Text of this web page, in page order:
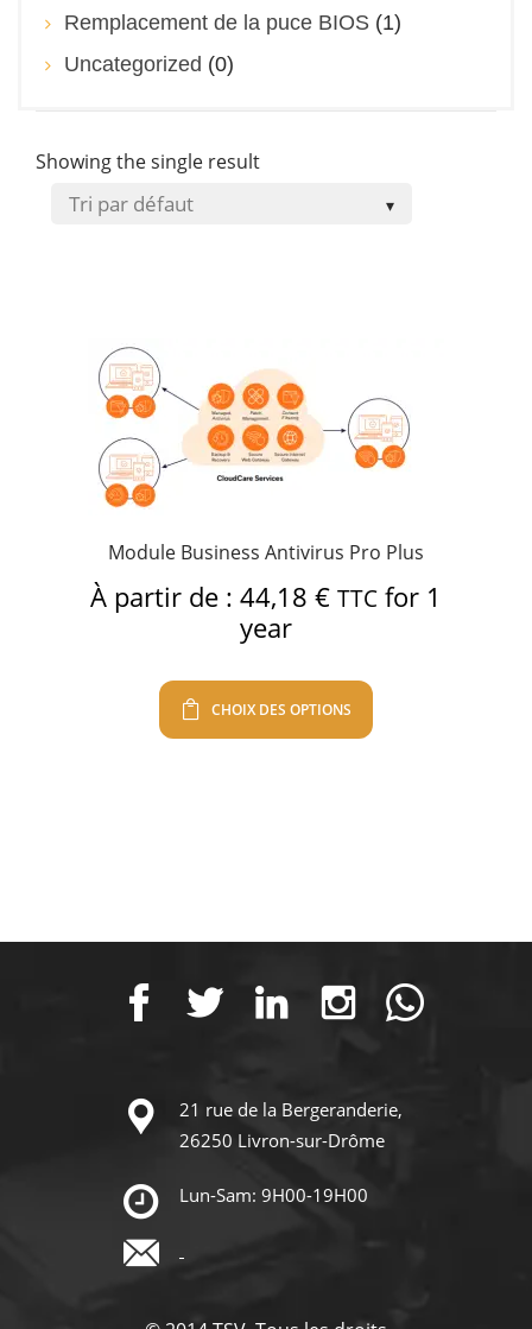
Remplacement de la puce BIOS (1)
Uncategorized (0)
Showing the single result
Module Business Antivirus Pro Plus
À partir de : 44,18 € TTC for 1
year
CHOIX DES OPTIONS
21 rue de la Bergeranderie,
26250 Livron-sur-Drôme
Lun-Sam: 9H00-19H00